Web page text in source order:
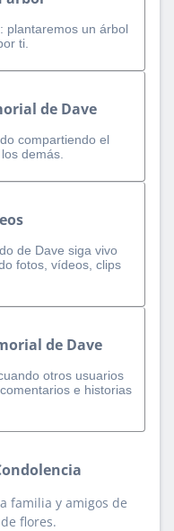
plantaremos un árbol
ti.
de Dave
compartiendo el
demás.
de Dave siga vivo
fotos, vídeos, clips
de Dave
otros usuarios
e historias
familia y amigos de
flores.